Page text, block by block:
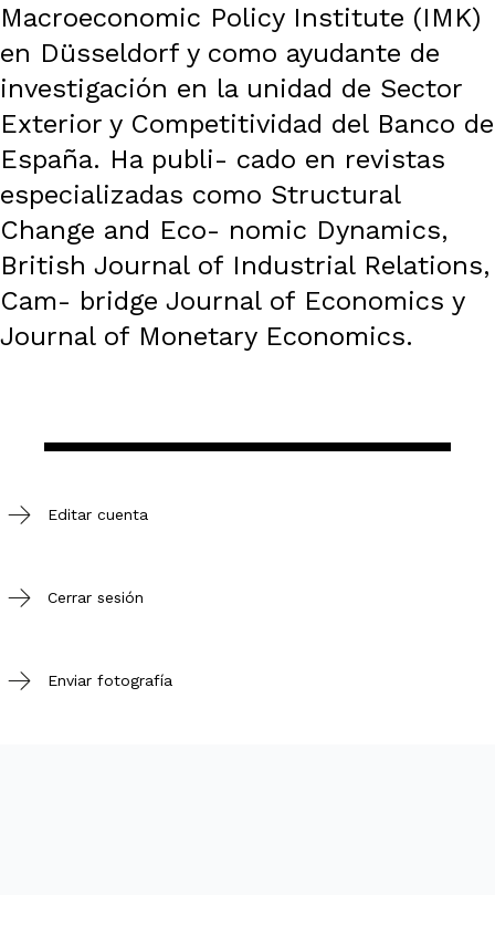
Macroeconomic Policy Institute (IMK)
en Düsseldorf y como ayudante de
investigación en la unidad de Sector
Exterior y Competitividad del Banco de
España. Ha publi- cado en revistas
especializadas como Structural
Change and Eco- nomic Dynamics,
British Journal of Industrial Relations,
Cam- bridge Journal of Economics y
Journal of Monetary Economics.
Editar cuenta
Cerrar sesión
Enviar fotografía